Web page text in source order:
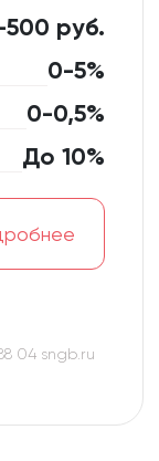
руб.
0-5%
0-0,5%
До 10%
04 sngb.ru